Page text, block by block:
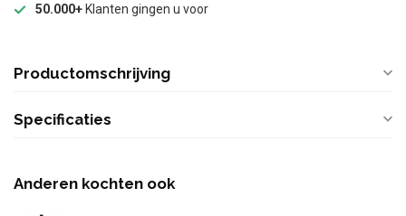
50.000+ Klanten gingen u voor
Productomschrijving
Specificaties
Anderen kochten ook